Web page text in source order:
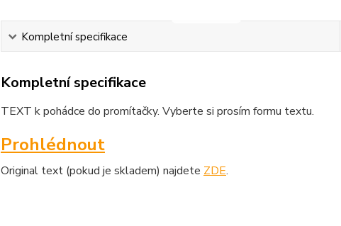
Kompletní specifikace
Kompletní specifikace
TEXT k pohádce do promítačky. Vyberte si prosím formu textu.
Prohlédnout
Original text (pokud je skladem) najdete ZDE.